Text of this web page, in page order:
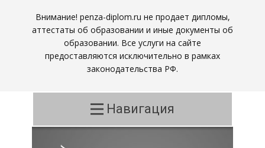
Внимание! penza-diplom.ru не продает дипломы,
аттестаты об образовании и иные документы об
образовании. Все услуги на сайте
предоставляются исключительно в рамках
законодательства РФ.
Навигация